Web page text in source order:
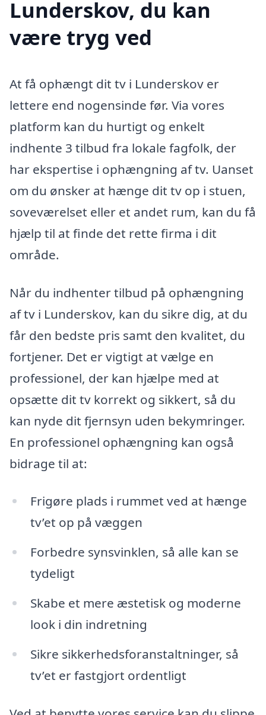
Lunderskov, du kan
være tryg ved
At få ophængt dit tv i Lunderskov er
lettere end nogensinde før. Via vores
platform kan du hurtigt og enkelt
indhente 3 tilbud fra lokale fagfolk, der
har ekspertise i ophængning af tv. Uanset
om du ønsker at hænge dit tv op i stuen,
soveværelset eller et andet rum, kan du få
hjælp til at finde det rette firma i dit
område.
Når du indhenter tilbud på ophængning
af tv i Lunderskov, kan du sikre dig, at du
får den bedste pris samt den kvalitet, du
fortjener. Det er vigtigt at vælge en
professionel, der kan hjælpe med at
opsætte dit tv korrekt og sikkert, så du
kan nyde dit fjernsyn uden bekymringer.
En professionel ophængning kan også
bidrage til at:
Frigøre plads i rummet ved at hænge
tv’et op på væggen
Forbedre synsvinklen, så alle kan se
tydeligt
Skabe et mere æstetisk og moderne
look i din indretning
Sikre sikkerhedsforanstaltninger, så
tv’et er fastgjort ordentligt